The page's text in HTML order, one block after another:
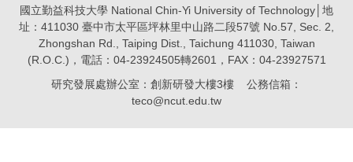
國立勤益科技大學 National Chin-Yi University of Technology│地
址：411030 臺中市太平區坪林里中山路二段57號 No.57, Sec. 2,
Zhongshan Rd., Taiping Dist., Taichung 411030, Taiwan
(R.O.C.)，電話：04-23924505轉2601，FAX：04-23927571
研究發展處辦公室：創新研發大樓3樓 公務信箱：
teco@ncut.edu.tw